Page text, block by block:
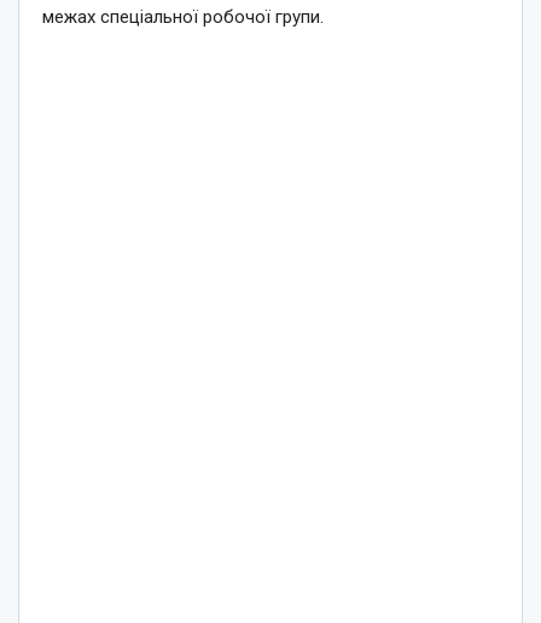
межах спеціальної робочої групи.